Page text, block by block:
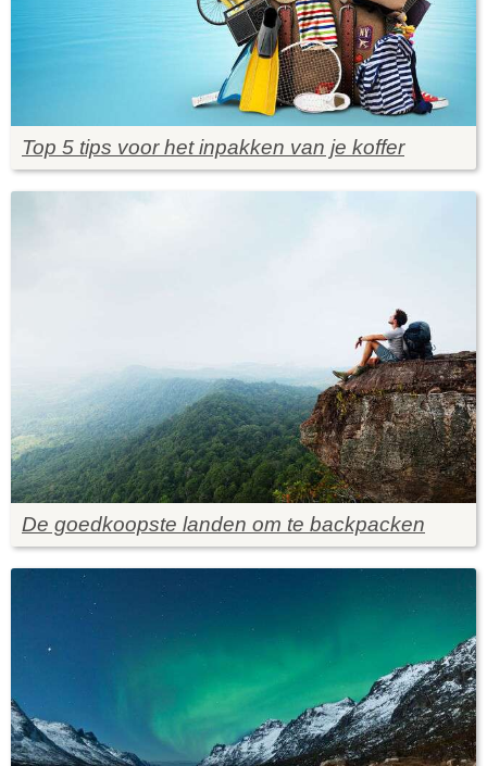
Top 5 tips voor het inpakken van je koffer
De goedkoopste landen om te backpacken